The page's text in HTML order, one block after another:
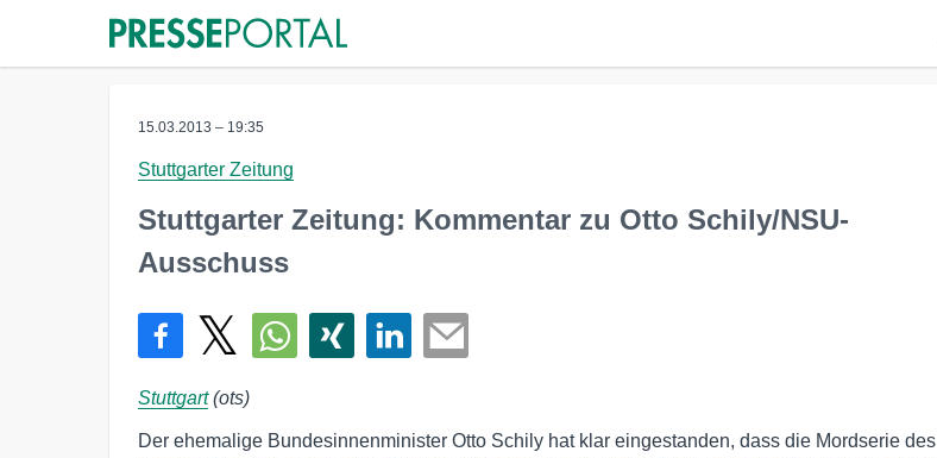
15.03.2013 – 19:35
Stuttgarter Zeitung
Stuttgarter Zeitung: Kommentar zu Otto Schily/NSU-
Ausschuss
Stuttgart(ots)
Der ehemalige Bundesinnenminister Otto Schily hat klar eingestanden, dass die Mordserie des